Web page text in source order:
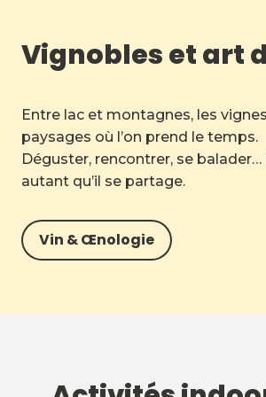
Vignobles et art
Entre lac et montagnes, les
paysages où l’on prend le temps.
Déguster, rencontrer, se balader…
autant qu’il se partage.
Vin & Œnologie